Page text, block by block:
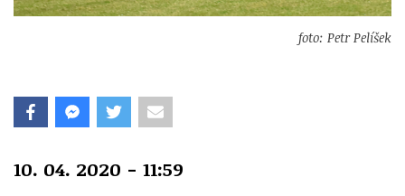
foto: Petr Pelíšek
10. 04. 2020 - 11:59